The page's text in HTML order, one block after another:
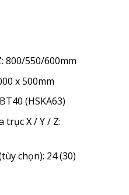
800/550/600mm
x 500mm
(HSKA63)
trục X / Y / Z:
chọn): 24 (30)